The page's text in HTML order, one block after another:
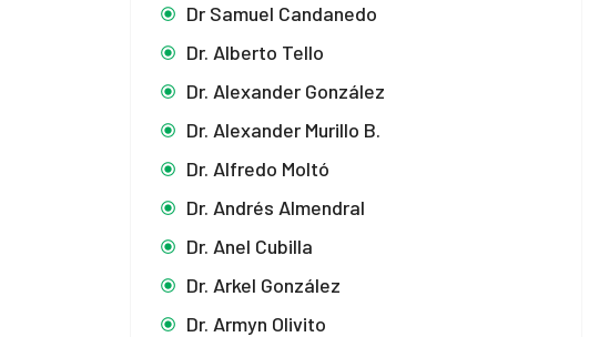
Dr Samuel Candanedo
Dr. Alberto Tello
Dr. Alexander González
Dr. Alexander Murillo B.
Dr. Alfredo Moltó
Dr. Andrés Almendral
Dr. Anel Cubilla
Dr. Arkel González
Dr. Armyn Olivito